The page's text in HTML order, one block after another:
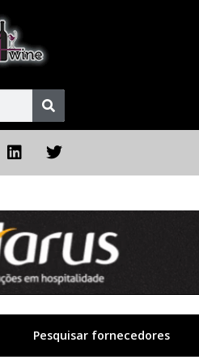
Pesquisar fornecedores